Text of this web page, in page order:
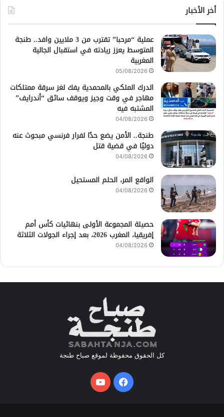
أخر الأخبار
عملية “مرحبا” تقترب من 3 ملايين وافد.. طنجة
المتوسط يعزز ريادته في استقبال الجالية
المغربية
05/08/2026
الدرك الملكي بالمحمدية يفك لغز سرقة ممتلكات
مهاجر في وقت وجيز ويوقف سائق “أندرايف”
المشتبه فيه
04/08/2026
طنجة.. الأمن يضع حدًا لفرار فرنسي مبحوث عنه
دوليًا في قضية قتل
04/08/2026
الواقع المر، الحلم المستحيل
04/08/2026
حصيلة المجموعة الأولى بنهائيات كأس أمم
إفريقيا، المغرب 2026، بعد إجراء الجولات الثلاثة
04/08/2026
كل الحقوق محفوظة لموقع صباح طنجة
فيسبوكيوتيوب